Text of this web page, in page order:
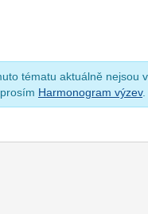
tématu aktuálně nejsou
Harmonogram výzev.